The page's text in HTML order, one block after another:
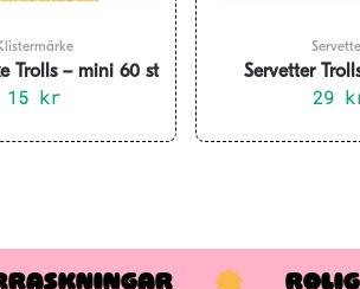
Trolls – mini 60 st
15 kr
Servetter
29